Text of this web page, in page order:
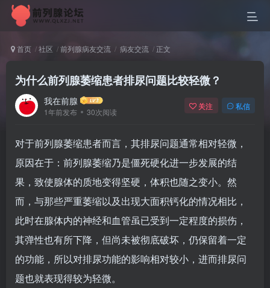
首页 社区 前列腺病友交流 病友交流 正文
为什么前列腺萎缩患者排尿问题比较轻微？
我在前腺
1年前发布 30次阅读
关注 私信
对于前列腺萎缩患者而言，其排尿问题通常相对轻微，
原因在于：前列腺萎缩乃是僵死硬化进一步发展的结
果，致使腺体的质地变得坚硬，体积也随之变小。然
而，与那些严重萎缩以及出现大面积钙化的情况相比，
此时在腺体内的神经和血管虽已受到一定程度的损伤，
其弹性也有所下降，但尚未被彻底破坏，仍保留着一定
的功能，所以对排尿功能的影响相对较小，进而排尿问
题也就表现得较为轻微。